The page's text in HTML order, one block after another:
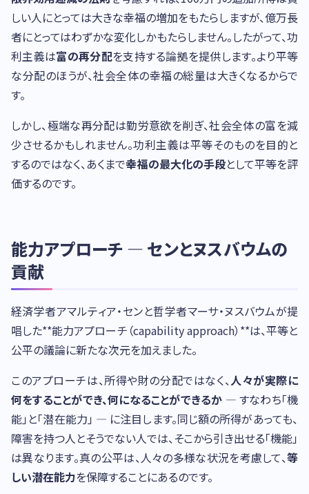
しい人にとっては大きな幸福の増加をもたらしますが、億万長
者にとってはわずかな変化しかもたらしません。したがって、功
利主義は富の再分配を支持する論拠を提供します。より平等
な分配のほうが、社会全体の幸福の総量は大きくなるからで
す。
しかし、極端な再分配は勤労意欲を削ぎ、社会全体の富を減
少させるかもしれません。功利主義は平等そのものを目的と
するのではなく、あくまで幸福の最大化の手段として平等を評
価するのです。
能力アプローチ — センとヌスバウムの
貢献
経済学者アマルティア・センと哲学者マーサ・ヌスバウムが提
唱した**能力アプローチ（capability approach）**は、平等と
公平の議論に新たな次元を加えました。
このアプローチは、所得や財の分配ではなく、人々が実際に
何をすることができ、何になることができるか — すなわち「機
能」と「潜在能力」 — に注目します。同じ額の所得があっても、
障害を持つ人とそうでない人では、そこから引き出せる「機能」
は異なります。真の公平は、人々の多様な状況を考慮して、等
しい潜在能力を保障することにあるのです。